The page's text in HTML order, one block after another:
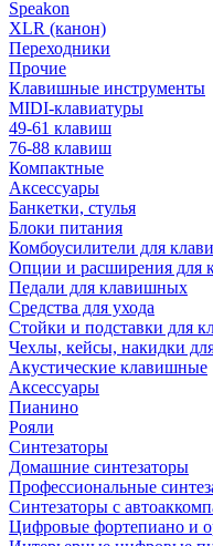
Speakon
XLR (канон)
Переходники
Прочие
Клавишные инструменты
MIDI-клавиатуры
49-61 клавиш
76-88 клавиш
Компактные
Аксессуары
Банкетки, стулья
Блоки питания
Комбоусилители для
Опции и расширения для
Педали для клавишных
Средства для ухода
Стойки и подставки для
Чехлы, кейсы, накидки
Акустические клавишные
Аксессуары
Пианино
Рояли
Синтезаторы
Домашние синтезаторы
Профессиональные
Синтезаторы с
Цифровые фортепиано и